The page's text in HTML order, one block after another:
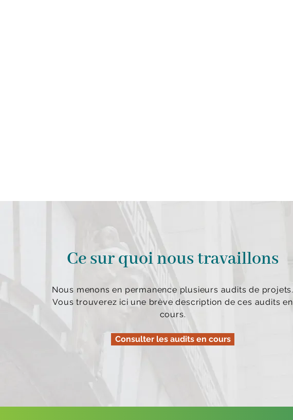
Ce sur quoi nous travaillons
Nous menons en permanence plusieurs audits de projets.
Vous trouverez ici une brève description de ces audits en
cours.
Consulter les audits en cours